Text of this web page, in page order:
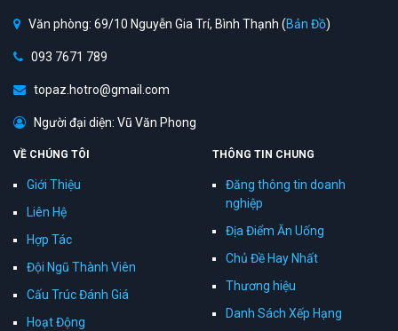
Văn phòng: 69/10 Nguyễn Gia Trí, Bình Thạnh (Bản Đồ)
093 7671 789
topaz.hotro@gmail.com
Người đại diện: Vũ Văn Phong
VỀ CHÚNG TÔI
Giới Thiệu
Liên Hệ
Hợp Tác
Đội Ngũ Thành Viên
Cấu Trúc Đánh Giá
Hoạt Động
THÔNG TIN CHUNG
Đăng thông tin doanh
nghiệp
Địa Điểm Ăn Uống
Chủ Đề Hay Nhất
Thương hiệu
Danh Sách Xếp Hạng